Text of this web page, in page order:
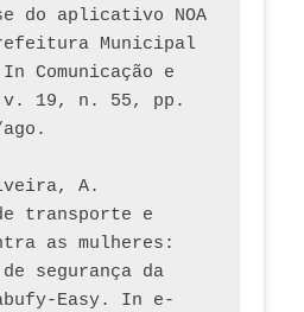
do aplicativo NOA
Municipal
Comunicação e
v. 19, n. 55, pp.
A.
transporte e
as mulheres:
segurança da
Easy. In e-